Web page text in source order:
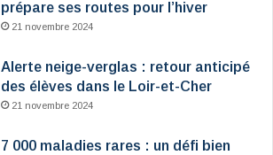
prépare ses routes pour l’hiver
21 novembre 2024
Alerte neige-verglas : retour anticipé
des élèves dans le Loir-et-Cher
21 novembre 2024
7 000 maladies rares : un défi bien